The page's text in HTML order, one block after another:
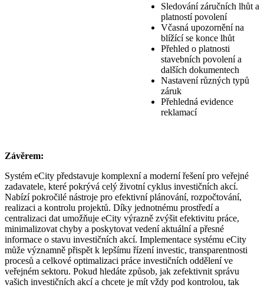
Sledování záručních lhůt a
platností povolení
Včasná upozornění na
blížící se konce lhůt
Přehled o platnosti
stavebních povolení a
dalších dokumentech
Nastavení různých typů
záruk
Přehledná evidence
reklamací
Závěrem:
Systém eCity představuje komplexní a moderní řešení pro veřejné
zadavatele, které pokrývá celý životní cyklus investičních akcí.
Nabízí pokročilé nástroje pro efektivní plánování, rozpočtování,
realizaci a kontrolu projektů. Díky jednotnému prostředí a
centralizaci dat umožňuje eCity výrazně zvýšit efektivitu práce,
minimalizovat chyby a poskytovat vedení aktuální a přesné
informace o stavu investičních akcí. Implementace systému eCity
může významně přispět k lepšímu řízení investic, transparentnosti
procesů a celkové optimalizaci práce investičních oddělení ve
veřejném sektoru. Pokud hledáte způsob, jak zefektivnit správu
vašich investičních akcí a chcete je mít vždy pod kontrolou, tak